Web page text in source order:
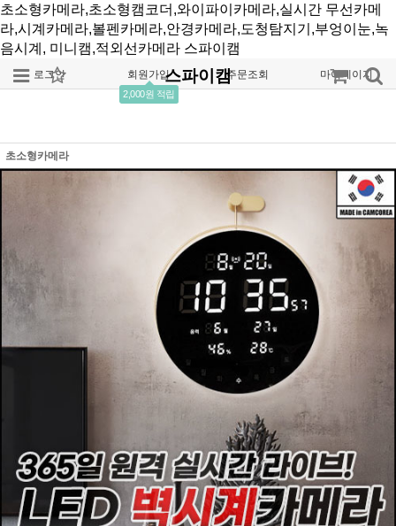
초소형카메라,초소형캠코더,와이파이카메라,실시간 무선카메
라,시계카메라,볼펜카메라,안경카메라,도청탐지기,부엉이눈,녹
음시계, 미니캠,적외선카메라 스파이캠
로그인 회원가입
2,000원 적립
주문조회 마이페이지
스파이캠
초소형카메라